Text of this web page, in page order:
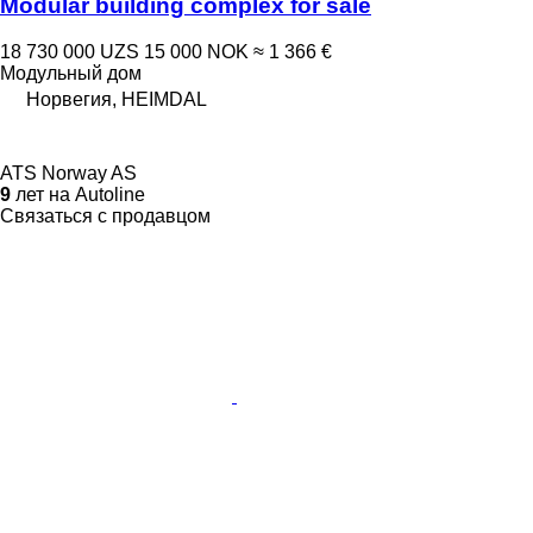
Modular building complex for sale
18 730 000 UZS 15 000 NOK ≈ 1 366 €
Модульный дом
Норвегия, HEIMDAL
ATS Norway AS
9 лет на Autoline
Связаться с продавцом